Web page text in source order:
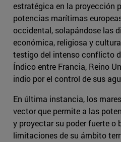
estratégica en la proyección
potencias marítimas
occidental, solapándose las
económica, religiosa y
testigo del intenso conflicto
Índico entre Francia, Reino
indio por el control de sus
En última instancia, los
vector que permite a las
y proyectar su poder fuerte o
limitaciones de su ámbito